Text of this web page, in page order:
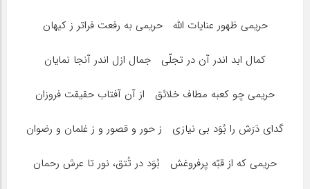
حریمى ظهور عنایات الله‏ حریمى به رفعت فراتر ز کیهان
کمال ابد اندر آن در تجلّى جمال ازل اندر آنجا نمایان
حریمى چو کعبه مطاف خلائق‏ از آن آفتاب حقیقت فروزان
گداى دَرَش را بُوَد بى ‏نیازى ز حور و قصور و ز غلمان و رضوان
حریمى که از قبّه پرفروغش‏ بُوَد در تُتق، نور تا عرش رحمان